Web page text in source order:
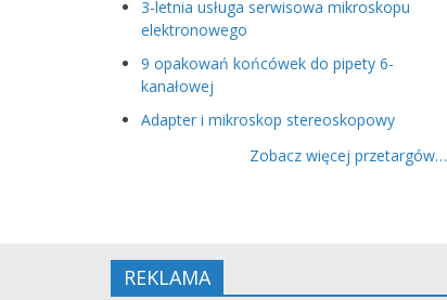
3-letnia usługa serwisowa mikroskopu
elektronowego
9 opakowań końcówek do pipety 6-
kanałowej
Adapter i mikroskop stereoskopowy
Zobacz więcej przetargów…
REKLAMA